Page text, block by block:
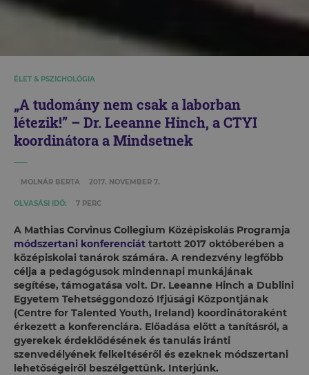
ÉLET & PSZICHOLÓGIA
„A tudomány nem csak a laborban
létezik!” – Dr. Leeanne Hinch, a CTYI
koordinátora a Mindsetnek
MOLNÁR BERTA 2017. NOVEMBER 7.
OLVASÁSI IDŐ: 7 PERC
A Mathias Corvinus Collegium Középiskolás Programja
módszertani konferenciát tartott 2017 októberében a
középiskolai tanárok számára. A rendezvény legfőbb
célja a pedagógusok mindennapi munkájának
segítése, támogatása volt. Dr. Leeanne Hinch a Dublini
Egyetem Tehetséggondozó Ifjúsági Központjának
(Centre for Talented Youth, Ireland) koordinátoraként
érkezett a konferenciára. Előadása előtt a tanításról, a
gyerekek érdeklődésének és tanulás iránti
szenvedélyének felkeltéséről és ezeknek módszertani
lehetőségeiről beszélgettünk. Interjúnk.